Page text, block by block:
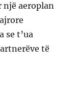
një aeroplan
se t’ua
të